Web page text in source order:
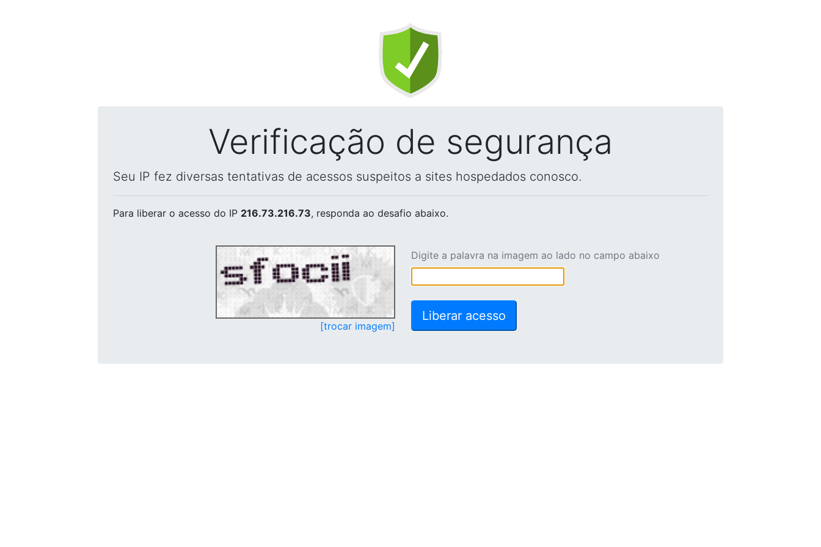
Verificação de segurança
Seu IP fez diversas tentativas de acessos suspeitos a sites hospedados conosco.
Para liberar o acesso do IP 216.73.216.73, responda ao desafio abaixo.
[trocar imagem]
Digite a palavra na imagem ao lado no campo abaixo